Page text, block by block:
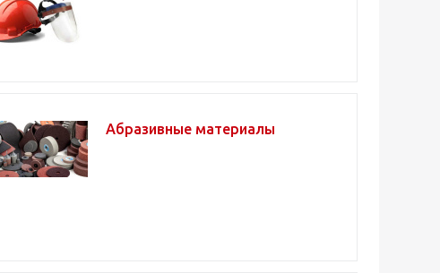
Абразивные материалы